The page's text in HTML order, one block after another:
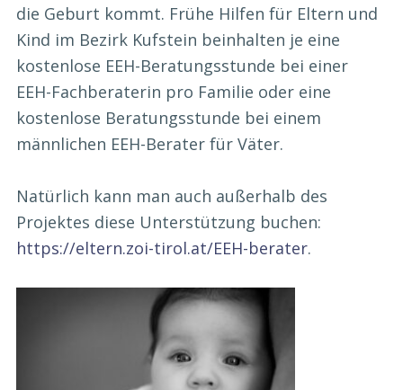
die Geburt kommt. Frühe Hilfen für Eltern und
Kind im Bezirk Kufstein beinhalten je eine
kostenlose EEH-Beratungsstunde bei einer
EEH-Fachberaterin pro Familie oder eine
kostenlose Beratungsstunde bei einem
männlichen EEH-Berater für Väter.
Natürlich kann man auch außerhalb des
Projektes diese Unterstützung buchen:
https://eltern.zoi-tirol.at/EEH-berater.